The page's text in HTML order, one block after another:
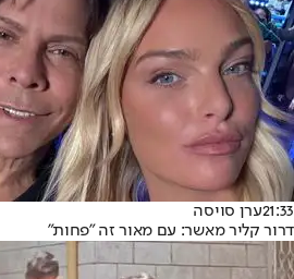
21:33ערן סויסה
דרור קליר מאשר: עם מאור זה "פחות"